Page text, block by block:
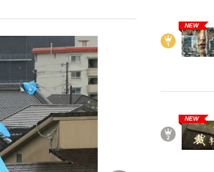
が悪者扱いされているのが悲しい」『北の国から』倉本
NEW
NEW